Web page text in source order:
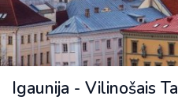
Igaunija - Vilinošais